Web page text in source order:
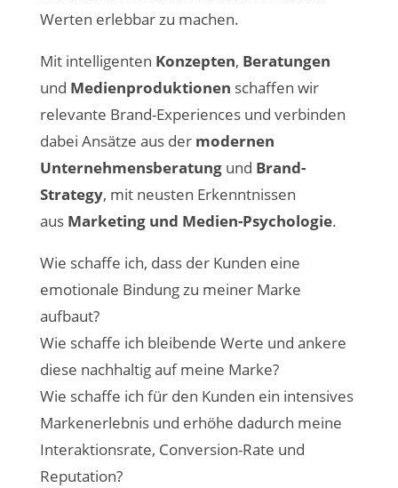
Werten erlebbar zu machen.
Mit intelligenten Konzepten, Beratungen
und Medienproduktionen schaffen wir
relevante Brand-Experiences und verbinden
dabei Ansätze aus der modernen
Unternehmensberatungund Brand-
Strategy, mit neusten Erkenntnissen
aus Marketing und Medien-Psychologie.
Wie schaffe ich, dass der Kunden eine
emotionale Bindung zu meiner Marke
aufbaut?
Wie schaffe ich bleibende Werte und ankere
diese nachhaltig auf meine Marke?
Wie schaffe ich für den Kunden ein intensives
Markenerlebnis und erhöhe dadurch meine
Interaktionsrate, Conversion-Rate und
Reputation?